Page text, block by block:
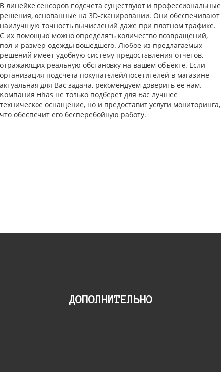
В линейке сенсоров подсчета существуют и профессиональные
решения, основанные на 3D-сканировании. Они обеспечивают
наилучшую точность вычислений даже при плотном трафике.
С их помощью можно определять количество возвращений,
пол и размер одежды вошедшего. Любое из предлагаемых
решений имеет удобную систему предоставления отчетов,
отражающих реальную обстановку на вашем объекте. Если
организация подсчета покупателей/посетителей в магазине
актуальная для Вас задача, рекомендуем доверить ее нам.
Компания Hhas не только подберет для Вас лучшее
техническое оснащение, но и предоставит услуги мониторинга,
что обеспечит его бесперебойную работу.
ДОПОЛНИТЕЛЬНО